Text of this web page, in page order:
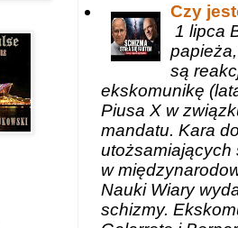
Czy
1 lipca
są
ekskomunikę
Piusa X w
mandatu. Kara
utożsamiających
w
Nauki Wiary
schizmy.